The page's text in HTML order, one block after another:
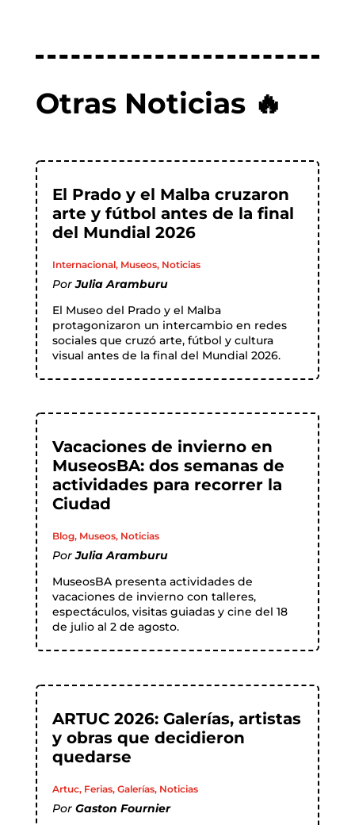
Otras Noticias 🔥
El Prado y el Malba cruzaron
arte y fútbol antes de la final
del Mundial 2026
Internacional, Museos, Noticias
PorJulia Aramburu
El Museo del Prado y el Malba
protagonizaron un intercambio en redes
sociales que cruzó arte, fútbol y cultura
visual antes de la final del Mundial 2026.
Vacaciones de invierno en
MuseosBA: dos semanas de
actividades para recorrer la
Ciudad
Blog, Museos, Noticias
PorJulia Aramburu
MuseosBA presenta actividades de
vacaciones de invierno con talleres,
espectáculos, visitas guiadas y cine del 18
de julio al 2 de agosto.
ARTUC 2026: Galerías, artistas
y obras que decidieron
quedarse
Artuc, Ferias, Galerías, Noticias
Por Gaston Fournier